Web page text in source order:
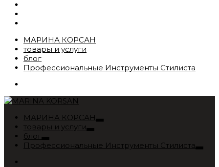
МАРИНА КОРСАН
товары и услуги
блог
Профессиональные Инструменты Стилиста
МАРИНА КОРСАН
товары и услуги
блог
Профессиональные Инструменты Стилиста